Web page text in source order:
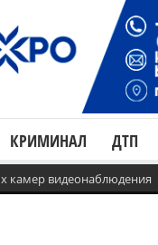
КРИМИНАЛ ДТП
камер видеонаблюдения